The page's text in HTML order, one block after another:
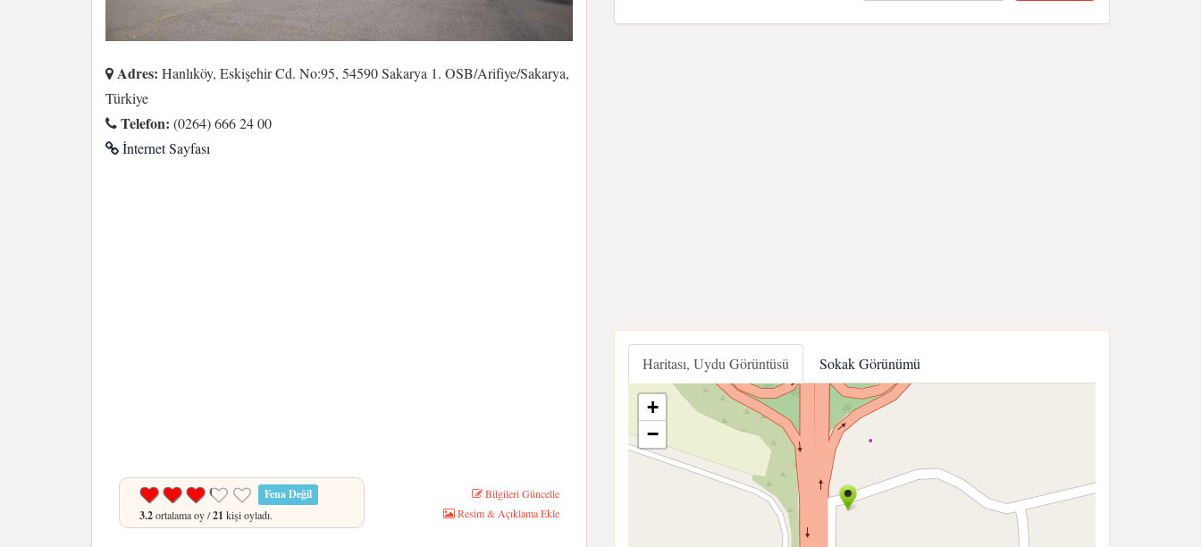
Adres: Hanlıköy, Eskişehir Cd. No:95, 54590 Sakarya 1. OSB/Arifiye/Sakarya,
Türkiye
Telefon: (0264) 666 24 00
İnternet Sayfası
Fena Değil
3.2ortalama oy /21 kişi oyladı.
Bilgileri Güncelle
Resim & Açıklama Ekle
Haritası, Uydu Görüntüsü Sokak Görünümü
+
−